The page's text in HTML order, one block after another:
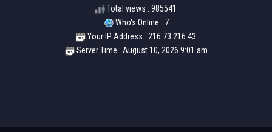
Total views : 985541
Who's Online : 7
Your IP Address : 216.73.216.43
Server Time : August 10, 2026 9:01 am